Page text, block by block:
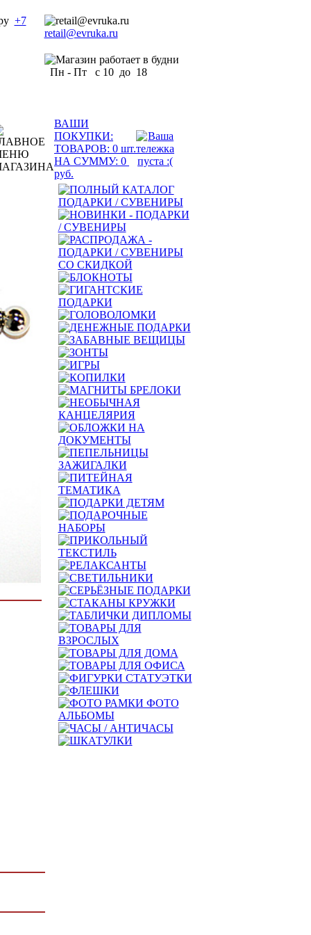
+7
retail@evruka.ru
Пн - Пт с 10 до 18
ВАШИ
ПОКУПКИ:
ТОВАРОВ: 0 шт.
НА СУММУ: 0
руб.